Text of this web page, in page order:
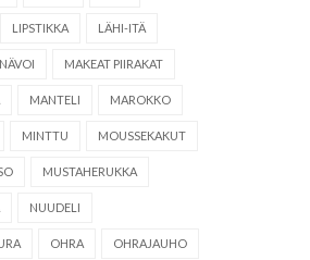
LIPSTIKKA LÄHI-ITÄ
MAKEAT PIIRAKAT
MANTELI MAROKKO
MINTTU MOUSSEKAKUT
MUSTAHERUKKA
NUUDELI
OHRA OHRAJAUHO